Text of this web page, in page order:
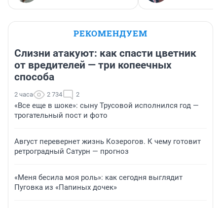
РЕКОМЕНДУЕМ
Слизни атакуют: как спасти цветник
от вредителей — три копеечных
способа
2 часа 2 734 2
«Все еще в шоке»: сыну Трусовой исполнился год —
трогательный пост и фото
Август перевернет жизнь Козерогов. К чему готовит
ретроградный Сатурн — прогноз
«Меня бесила моя роль»: как сегодня выглядит
Пуговка из «Папиных дочек»